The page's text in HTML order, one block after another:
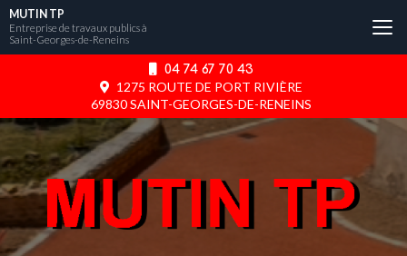
Aller
au
contenu
04 74 67 70 43
1275 ROUTE DE PORT RIVIÈRE
69830 SAINT-GEORGES-DE-RENEINS
MUTIN TP
Entreprise de travaux publics à
Saint-Georges-de-Reneins